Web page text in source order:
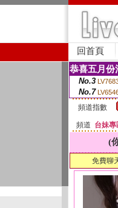
回首頁
恭喜五月份
No.3
No.7
頻道指數
頻道 台妹專
(
免費聊